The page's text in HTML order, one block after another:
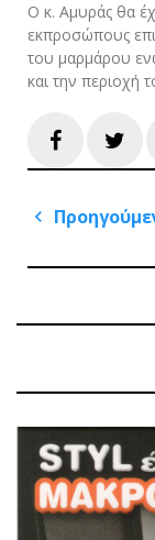
Ο κ. Αμυράς θα
εκπροσώπους
του μαρμάρου
και την περιοχή
Facebook